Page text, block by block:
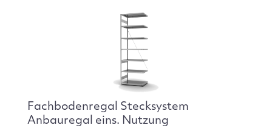
Fachbodenregal Stecksystem
Anbauregal eins. Nutzung